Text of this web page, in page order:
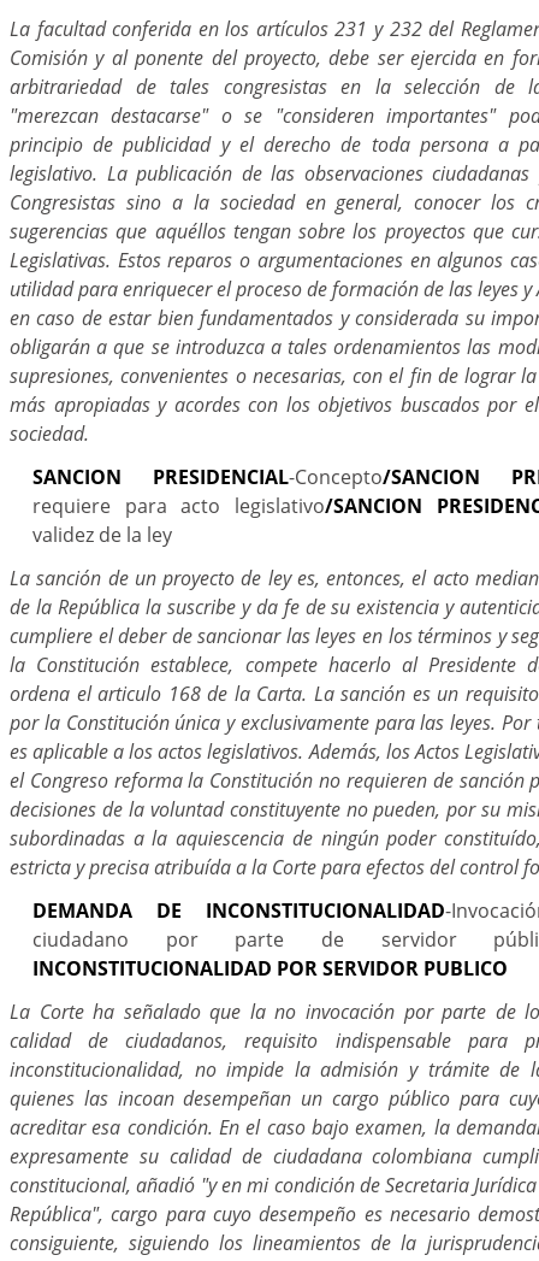
La facultad conferida en los artículos 231 y 232 del
Comisión y al ponente del proyecto, debe ser ejercida en
arbitrariedad de tales congresistas en la selección de
"merezcan destacarse" o se "consideren importantes"
principio de publicidad y el derecho de toda persona a
legislativo. La publicación de las observaciones
Congresistas sino a la sociedad en general, conocer los
sugerencias que aquéllos tengan sobre los proyectos que
Legislativas. Estos reparos o argumentaciones en algunos
utilidad para enriquecer el proceso de formación de las leyes y
en caso de estar bien fundamentados y considerada su
obligarán a que se introduzca a tales ordenamientos las
supresiones, convenientes o necesarias, con el fin de lograr
más apropiadas y acordes con los objetivos buscados por
sociedad.
SANCION PRESIDENCIAL-Concepto/SANCION
requiere para acto legislativo/SANCION
validez de la ley
La sanción de un proyecto de ley es, entonces, el acto
de la República la suscribe y da fe de su existencia y
cumpliere el deber de sancionar las leyes en los términos y
la Constitución establece, compete hacerlo al Presidente
ordena el articulo 168 de la Carta. La sanción es un
por la Constitución única y exclusivamente para las leyes.
es aplicable a los actos legislativos. Además, los Actos
el Congreso reforma la Constitución no requieren de sanción
decisiones de la voluntad constituyente no pueden, por su
subordinadas a la aquiescencia de ningún poder
estricta y precisa atribuída a la Corte para efectos del
DEMANDA DE INCONSTITUCIONALIDAD-
ciudadano por parte de servidor
INCONSTITUCIONALIDAD POR SERVIDOR PUBLICO
La Corte ha señalado que la no invocación por parte de
calidad de ciudadanos, requisito indispensable para
inconstitucionalidad, no impide la admisión y trámite de
quienes las incoan desempeñan un cargo público para
acreditar esa condición. En el caso bajo examen, la
expresamente su calidad de ciudadana colombiana
constitucional, añadió "y en mi condición de Secretaria
República", cargo para cuyo desempeño es necesario
consiguiente, siguiendo los lineamientos de la